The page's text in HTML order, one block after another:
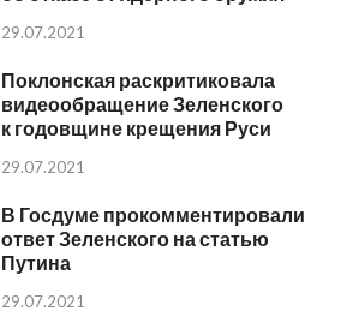
29.07.2021
Поклонская раскритиковала
видеообращение Зеленского
к годовщине крещения Руси
29.07.2021
В Госдуме прокомментировали
ответ Зеленского на статью
Путина
29.07.2021